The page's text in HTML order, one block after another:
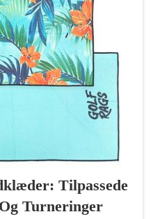
Tilpassede
Turneringer